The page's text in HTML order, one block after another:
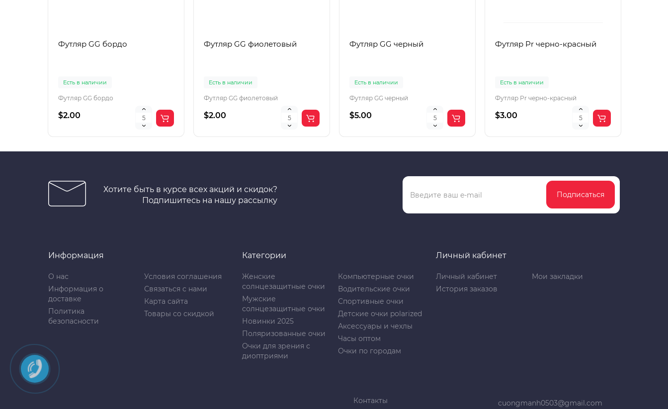
Футляр GG бордо
Есть в наличии
Футляр GG бордо
$2.00
Футляр GG фиолетовый
Есть в наличии
Футляр GG фиолетовый
$2.00
Футляр GG черный
Есть в наличии
Футляр GG черный
$5.00
Футляр Pr черно-красный
Есть в наличии
Футляр Pr черно-красный
$3.00
Хотите быть в курсе всех акций и скидок?
Подпишитесь на нашу рассылку
Подписаться
Информация
О нас
Информация о
доставке
Политика
безопасности
Условия соглашения
Связаться с нами
Карта сайта
Товары со скидкой
Категории
Женские
солнцезащитные очки
Мужские
солнцезащитные очки
Новинки 2025
Поляризованные очки
Очки для зрения с
диоптриями
Компьютерные очки
Водительские очки
Спортивные очки
Детские очки polarized
Аксессуары и чехлы
Часы оптом
Очки по городам
Личный кабинет
Личный кабинет
История заказов
Мои закладки
Контакты cuongmanh0503@gmail.com